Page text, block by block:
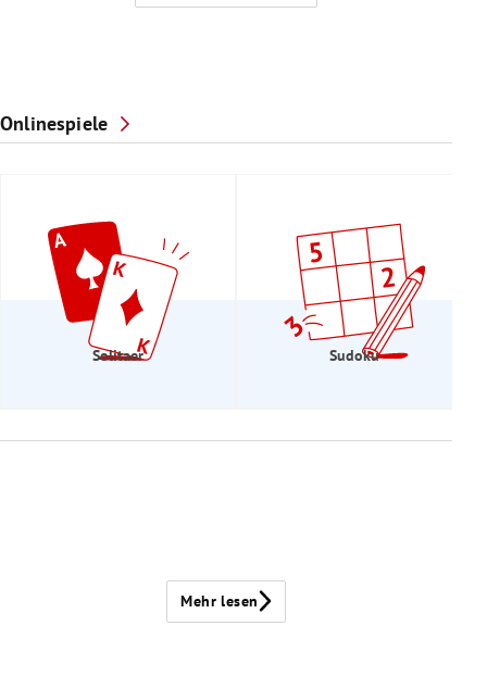
Onlinespiele
Solitaer Sudoku
Mehr lesen